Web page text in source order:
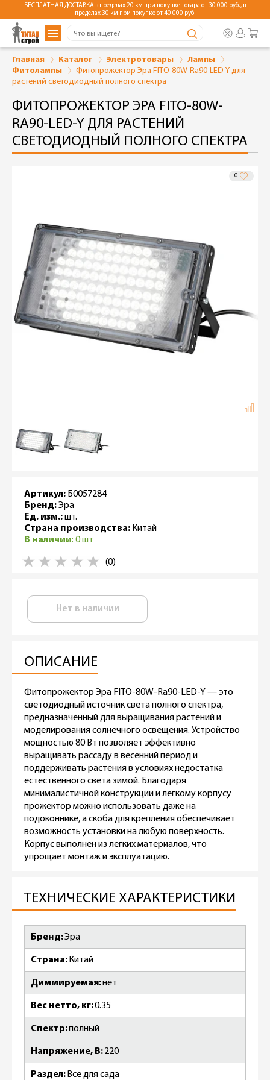
БЕСПЛАТНАЯ ДОСТАВКА в пределах 20 км при покупке товара от 30 000 руб., в
пределах 30 км при покупке от 40 000 руб.
Главная Каталог Электротовары
Лампы
Фитолампы
Фитопрожектор Эра FITO-80W-Ra90-LED-Y для
растений светодиодный полного спектра
ФИТОПРОЖЕКТОР ЭРА FITO-80W-
RA90-LED-Y ДЛЯ РАСТЕНИЙ
СВЕТОДИОДНЫЙ ПОЛНОГО СПЕКТРА
0
Артикул: Б0057284
Бренд:Эра
Ед. изм.:шт.
Страна производства: Китай
В наличии: 0 шт
(0)
Нет в наличии
ОПИСАНИЕ
Фитопрожектор Эра FITO-80W-Ra90-LED-Y — это
светодиодный источник света полного спектра,
предназначенный для выращивания растений и
моделирования солнечного освещения. Устройство
мощностью 80 Вт позволяет эффективно
выращивать рассаду в весенний период и
поддерживать растения в условиях недостатка
естественного света зимой. Благодаря
минималистичной конструкции и легкому корпусу
прожектор можно использовать даже на
подоконнике, а скоба для крепления обеспечивает
возможность установки на любую поверхность.
Корпус выполнен из легких материалов, что
упрощает монтаж и эксплуатацию.
ТЕХНИЧЕСКИЕ ХАРАКТЕРИСТИКИ
БрендЭра
Страна Китай
Диммируемаянет
Вес нетто, кг0.35
Спектрполный
Напряжение, В 220
Раздел Все для сада